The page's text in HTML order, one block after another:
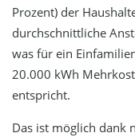
Prozent) der
durchschnittliche
was für ein
20.000 kWh
entspricht.
Das ist möglich dank